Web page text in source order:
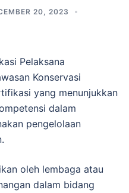
20, 2023
Pelaksana
Konservasi
yang menunjukkan
dalam
pengelolaan
oleh lembaga atau
dalam bidang